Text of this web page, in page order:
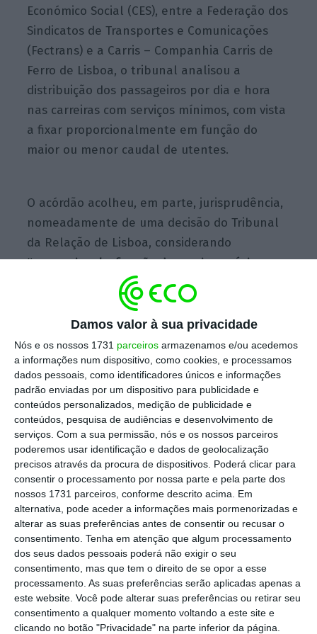
Damos valor à sua privacidade
Nós e os nossos 1731 parceiros armazenamos e/ou acedemos
a informações num dispositivo, como cookies, e processamos
dados pessoais, como identificadores únicos e informações
padrão enviadas por um dispositivo para publicidade e
conteúdos personalizados, medição de publicidade e
conteúdos, pesquisa de audiências e desenvolvimento de
serviços. Com a sua permissão, nós e os nossos parceiros
poderemos usar identificação e dados de geolocalização
precisos através da procura de dispositivos. Poderá clicar para
consentir o processamento por nossa parte e pela parte dos
nossos 1731 parceiros, conforme descrito acima. Em
alternativa, pode aceder a informações mais pormenorizadas e
alterar as suas preferências antes de consentir ou recusar o
consentimento. Tenha em atenção que algum processamento
dos seus dados pessoais poderá não exigir o seu
consentimento, mas que tem o direito de se opor a esse
processamento. As suas preferências serão aplicadas apenas a
este website. Você pode alterar suas preferências ou retirar seu
consentimento a qualquer momento voltando a este site e
clicando no botão "Privacidade" na parte inferior da página.
Económico Social (CES), entre a Federação dos
Sindicatos de Transportes e Comunicações
(Fectrans) e a Carris – Companhia Carris de
Ferro de Lisboa, o tribunal analisou a
distribuição dos passageiros por dia e hora
nas carreiras com serviços mínimos, com vista
a fixar proporcionalmente em função do
maior ou menor caudal de utentes.
O acórdão acolheu, em parte, jurisprudência,
nomeadamente de uma decisão do Tribunal
da Relação de Lisboa, considerando
“proporcional a fixação de serviços mínimos
correspondentes a 50% de realização de
carreiras que servem essencialmente
hospitais, centros de saúde, escolas e
universidades, e com a supressão pura e
simples de outras carreiras”.
O tribunal decidiu, assim, definir serviços
mínimos na paralisação declarada para
quarta-feira, no funcionamento do
transporte exclusivo de deficientes, do carro
do fio, do pronto-socorro e postos médicos,
bem como“em 100% do seu regime normal,
das carreiras 703, 708, 717, 726, 735, 736, 738,
751, 755, 758, 760 e 767, entre as 06:00 e as
09:00 e entre as 16:00 e as 19:00”.
Serviços mínimos asseguram 34 voos da TAP na
greve geral